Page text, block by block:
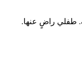
طفلي راضٍ عنها.